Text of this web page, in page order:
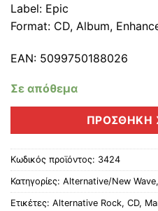
Label: Epic
Format: CD, Album,
EAN: 5099750188026
Σε απόθεμα
ΠΡΟΣΘΉΚΗ
Κωδικός προϊόντος: 3424
Κατηγορίες: Alternative/New Wave,
Ετικέτες: Alternative Rock, CD,